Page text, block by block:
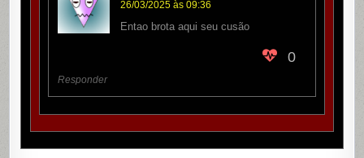
26/03/2025 às 09:36
Entao brota aqui seu cusão
0
Responder